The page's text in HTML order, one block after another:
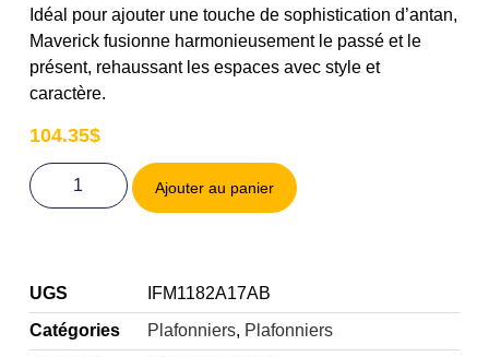
Idéal pour ajouter une touche de sophistication d’antan,
Maverick fusionne harmonieusement le passé et le
présent, rehaussant les espaces avec style et
caractère.
104.35$
Ajouter au panier
UGS
IFM1182A17AB
Catégories
Plafonniers, Plafonniers